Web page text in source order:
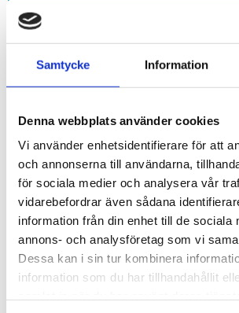
Samtycke Information
Denna webbplats använder cookies
Vi använder enhetsidentifierare för att
och annonserna till användarna,
för sociala medier och analysera vår
vidarebefordrar även sådana
information från din enhet till de sociala
annons- och analysföretag som vi
Dessa kan i sin tur kombinera
information som du har tillhandahållit
oktober (10)
september (2)
juni (5)
maj (8)
februari (9)
januari (12)
2024
december (5)
november (20)
oktober (8)
september (2)
augusti (1)
juli (1)